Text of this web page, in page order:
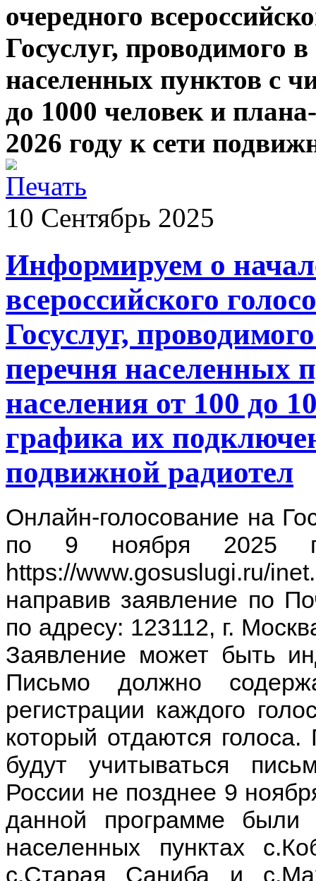
очередного
Госуслуг, проводимого
населенных пунктов с
до 1000 человек и
2026 году к сети
10 Сентябрь 2025
Информируем о
всероссийского
Госуслуг,
перечня населенных
населения от 100 до
графика их
подвижной радиотел
Онлайн-голосование на
по 9 ноября 2025 г.
https://www.gosuslugi.ru/
направив заявление по
по адресу: 123112, г.
Заявление может быть
Письмо должно
регистрации каждого
который отдаются
будут учитываться
России не позднее 9
данной программе были
населенных пунктах
с.Старая Саниба и